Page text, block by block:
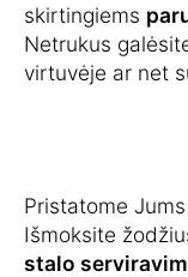
skirtingiems
Netrukus
virtuvėje ar net
Pristatome Jums
Išmoksite
stalo